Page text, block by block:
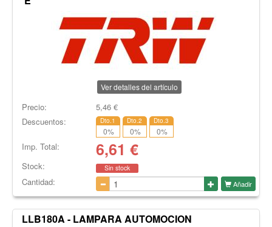
Ver detalles del artículo
Precio: 5,46€
Descuentos:
Dto.1
0%
Dto.2
0%
Dto.3
0%
Imp. Total: 6,61 €
Stock: Sin stock
Cantidad: Añadir
LLB180A - LAMPARA AUTOMOCION